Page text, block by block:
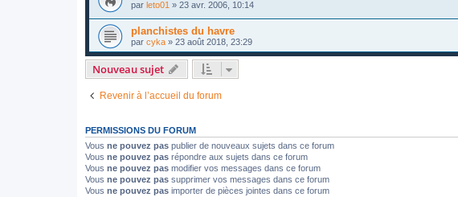
par leto01 » 23 avr. 2006, 10:14
planchistes du havre
par cyka » 23 août 2018, 23:29
Nouveau sujet
Revenir à l’accueil du forum
PERMISSIONS DU FORUM
Vous ne pouvez pas publier de nouveaux sujets dans ce forum
Vous ne pouvez pas répondre aux sujets dans ce forum
Vous ne pouvez pas modifier vos messages dans ce forum
Vous ne pouvez pas supprimer vos messages dans ce forum
Vous ne pouvez pas importer de pièces jointes dans ce forum